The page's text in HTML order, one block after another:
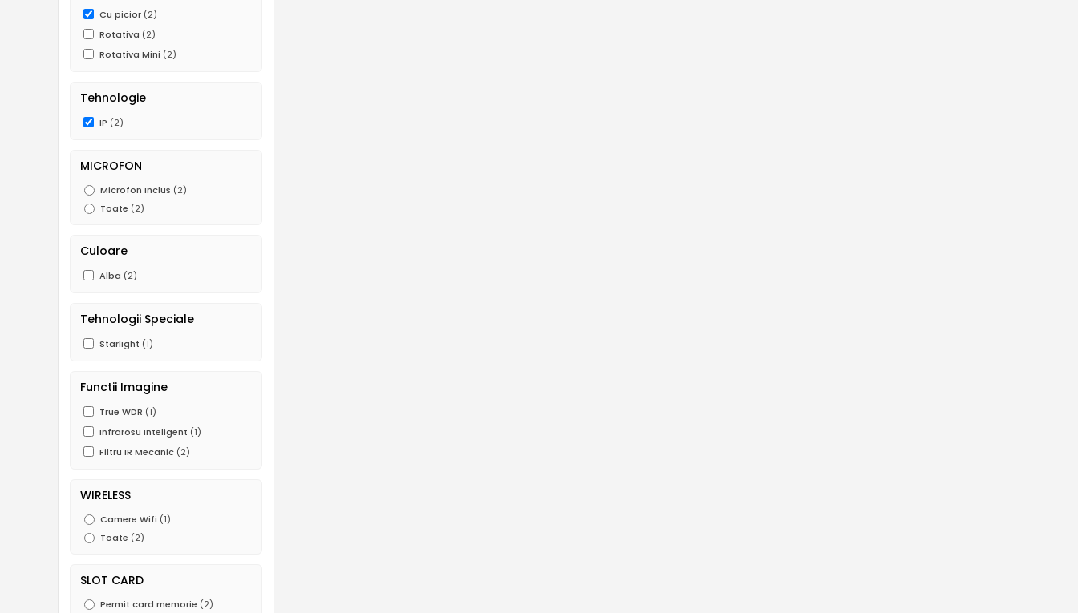
Cu picior (2)
Rotativa (2)
Rotativa Mini (2)
Tehnologie
IP (2)
MICROFON
Microfon Inclus (2)
Toate (2)
Culoare
Alba (2)
Tehnologii Speciale
Starlight (1)
Functii Imagine
True WDR (1)
Infrarosu Inteligent (1)
Filtru IR Mecanic (2)
WIRELESS
Camere Wifi (1)
Toate (2)
SLOT CARD
Permit card memorie (2)